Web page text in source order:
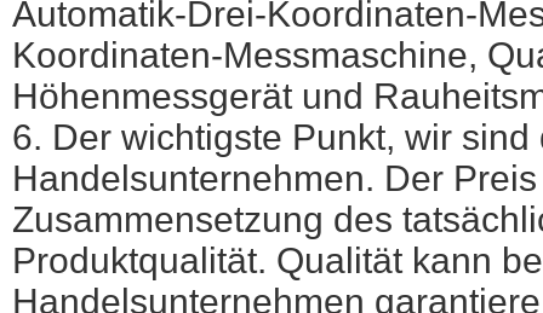
Automatik-Drei-Koordinaten-
Koordinaten-Messmaschine,
Höhenmessgerät und
6. Der wichtigste Punkt, wir
Handelsunternehmen. Der
Zusammensetzung des
Produktqualität. Qualität kann
Handelsunternehmen